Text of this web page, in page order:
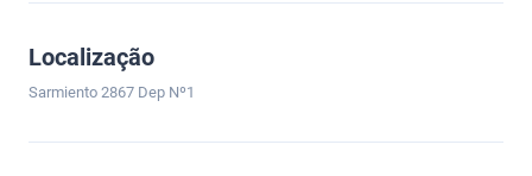
Localização
Sarmiento 2867 Dep Nº1